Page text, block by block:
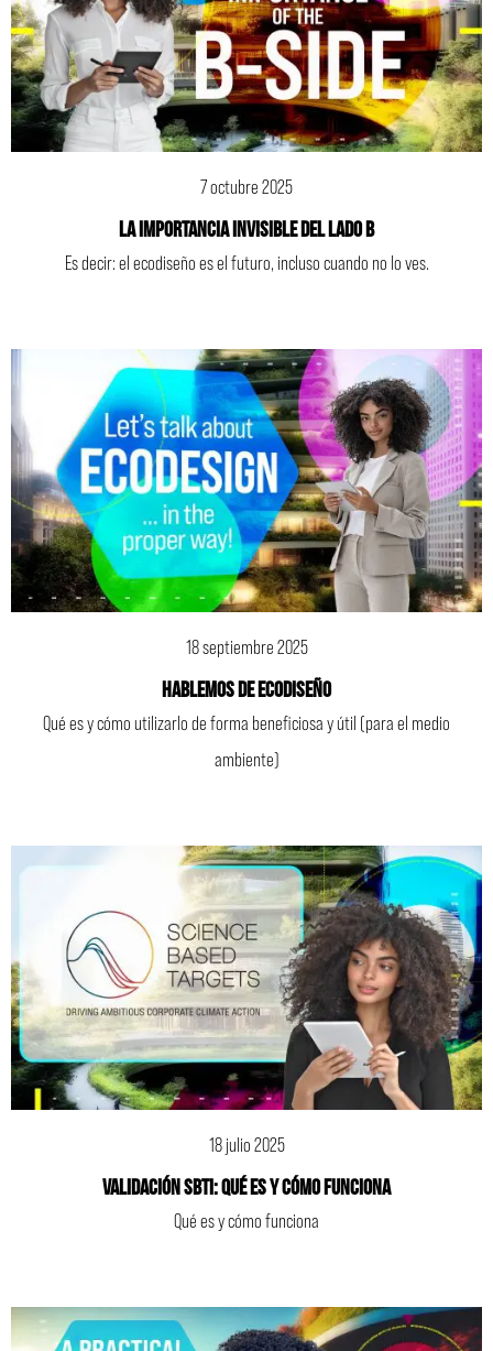
7 octubre 2025
La importancia invisible del lado B
Es decir: el ecodiseño es el futuro, incluso cuando no lo ves.
18 septiembre 2025
Hablemos de ECODISEÑO
Qué es y cómo utilizarlo de forma beneficiosa y útil (para el medio
ambiente)
18 julio 2025
VALIDACIÓN SBTi: qué es y cómo funciona
Qué es y cómo funciona